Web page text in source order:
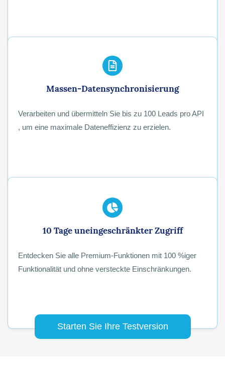
Massen-Datensynchronisierung
Verarbeiten und übermitteln Sie bis zu 100 Leads pro API
, um eine maximale Dateneffizienz zu erzielen.
10 Tage uneingeschränkter Zugriff
Entdecken Sie alle Premium-Funktionen mit 100 %iger
Funktionalität und ohne versteckte Einschränkungen.
Starten Sie Ihre Testversion